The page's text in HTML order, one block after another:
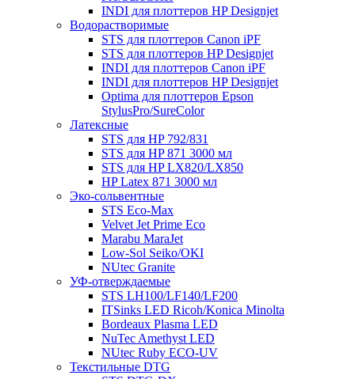
INDI для плоттеров HP Designjet
Водорастворимые
STS для плоттеров Canon iPF
STS для плоттеров HP Designjet
INDI для плоттеров Canon iPF
INDI для плоттеров HP Designjet
Optima для плоттеров Epson
StylusPro/SureColor
Латексные
STS для HP 792/831
STS для HP 871 3000 мл
STS для HP LX820/LX850
HP Latex 871 3000 мл
Эко-сольвентные
STS Eco-Max
Velvet Jet Prime Eco
Marabu MaraJet
Low-Sol Seiko/OKI
NUtec Granite
УФ-отверждаемые
STS LH100/LF140/LF200
ITSinks LED Ricoh/Konica Minolta
Bordeaux Plasma LED
NuTec Amethyst LED
NUtec Ruby ECO-UV
Текстильные DTG